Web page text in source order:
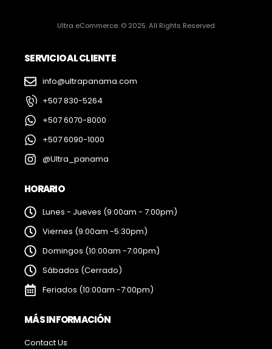
Ultra eCommerce. © 2025. All Rights Reserved
SERVICIO AL CLIENTE
info@ultrapanama.com
+507 830-5264
+507 6070-8000
+507 6090-1000
@Ultra_panama
HORARIO
Lunes - Jueves (9:00am - 7:00pm)
Viernes (9:00am -5:30pm)
Domingos (10:00am -7:00pm)
Sábados (Cerrado)
Feriados (10:00am -7:00pm)
MÁS INFORMACIÓN
Contact Us